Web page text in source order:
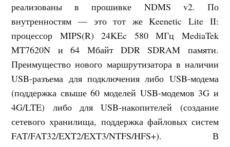
реализованы в прошивке NDMS v2. По
внутренностям — это тот же Keenetic Lite II:
процессор MIPS(R) 24KEc 580 МГц MediaTek
MT7620N и 64 Мбайт DDR SDRAM памяти.
Преимущество нового маршрутизатора в наличии
USB-разъема для подключения либо USB-модема
(поддержка свыше 60 моделей USB-модемов 3G и
4G/LTE) либо для USB-накопителей (создание
сетевого хранилища, поддержка файловых систем
FAT/FAT32/EXT2/EXT3/NTFS/HFS+). В